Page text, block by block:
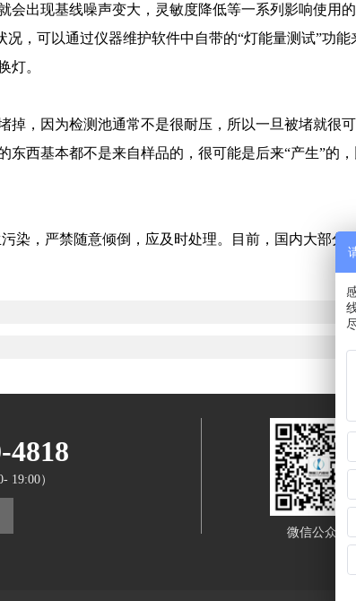
出现基线噪声变大，灵敏度降低等一系列影响使用
，可以通过仪器维护软件中自带的“灯能量测试”功
灯。
，因为检测池通常不是很耐压，所以一旦被堵就很
西基本都不是来自样品的，很可能是后来“产生”的
，严禁随意倾倒，应及时处理。目前，国内大部分
4818
19:00）
微信公众号